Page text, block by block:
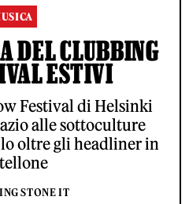
DEL CLUBBING
ESTIVI
Festival di Helsinki
alle sottoculture
oltre gli headliner in
STONE IT